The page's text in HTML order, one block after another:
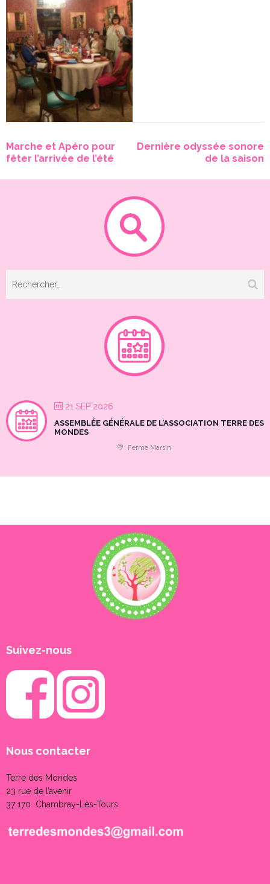
Navigation
de
Marche et Apéro pour
fêter l’arrivée de l’été
Dernière odyssée sonore
de la saison
21 SEP 2026
ASSEMBLÉE GÉNÉRALE DE L’ASSOCIATION TERRE DES
MONDES
Ferme Marsin
Suivez-nous
Nous contacter
Terre des Mondes
23 rue de l’avenir
37 170 Chambray-Lès-Tours